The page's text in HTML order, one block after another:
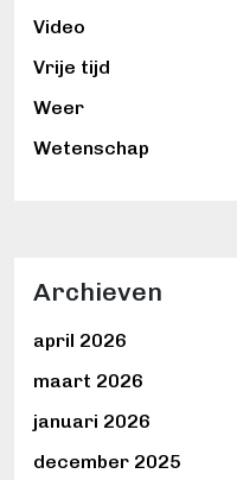
Video
Vrije tijd
Weer
Wetenschap
Archieven
april 2026
maart 2026
januari 2026
december 2025